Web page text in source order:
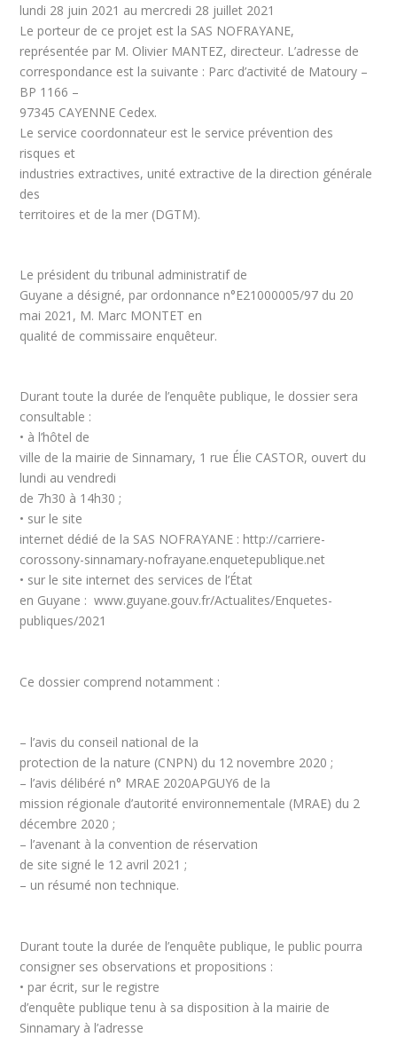
lundi 28 juin 2021 au mercredi 28 juillet 2021
Le porteur de ce projet est la SAS NOFRAYANE,
représentée par M. Olivier MANTEZ, directeur. L’adresse de
correspondance est la suivante : Parc d’activité de Matoury –
BP 1166 –
97345 CAYENNE Cedex.
Le service coordonnateur est le service prévention des
risques et
industries extractives, unité extractive de la direction générale
des
territoires et de la mer (DGTM).
Le président du tribunal administratif de
Guyane a désigné, par ordonnance n°E21000005/97 du 20
mai 2021, M. Marc MONTET en
qualité de commissaire enquêteur.
Durant toute la durée de l’enquête publique, le dossier sera
consultable :
• à l’hôtel de
ville de la mairie de Sinnamary, 1 rue Élie CASTOR, ouvert du
lundi au vendredi
de 7h30 à 14h30 ;
• sur le site
internet dédié de la SAS NOFRAYANE : http://carriere-
corossony-sinnamary-nofrayane.enquetepublique.net
• sur le site internet des services de l’État
en Guyane : www.guyane.gouv.fr/Actualites/Enquetes-
publiques/2021
Ce dossier comprend notamment :
– l’avis du conseil national de la
protection de la nature (CNPN) du 12 novembre 2020 ;
– l’avis délibéré n° MRAE 2020APGUY6 de la
mission régionale d’autorité environnementale (MRAE) du 2
décembre 2020 ;
– l’avenant à la convention de réservation
de site signé le 12 avril 2021 ;
– un résumé non technique.
Durant toute la durée de l’enquête publique, le public pourra
consigner ses observations et propositions :
• par écrit, sur le registre
d’enquête publique tenu à sa disposition à la mairie de
Sinnamary à l’adresse